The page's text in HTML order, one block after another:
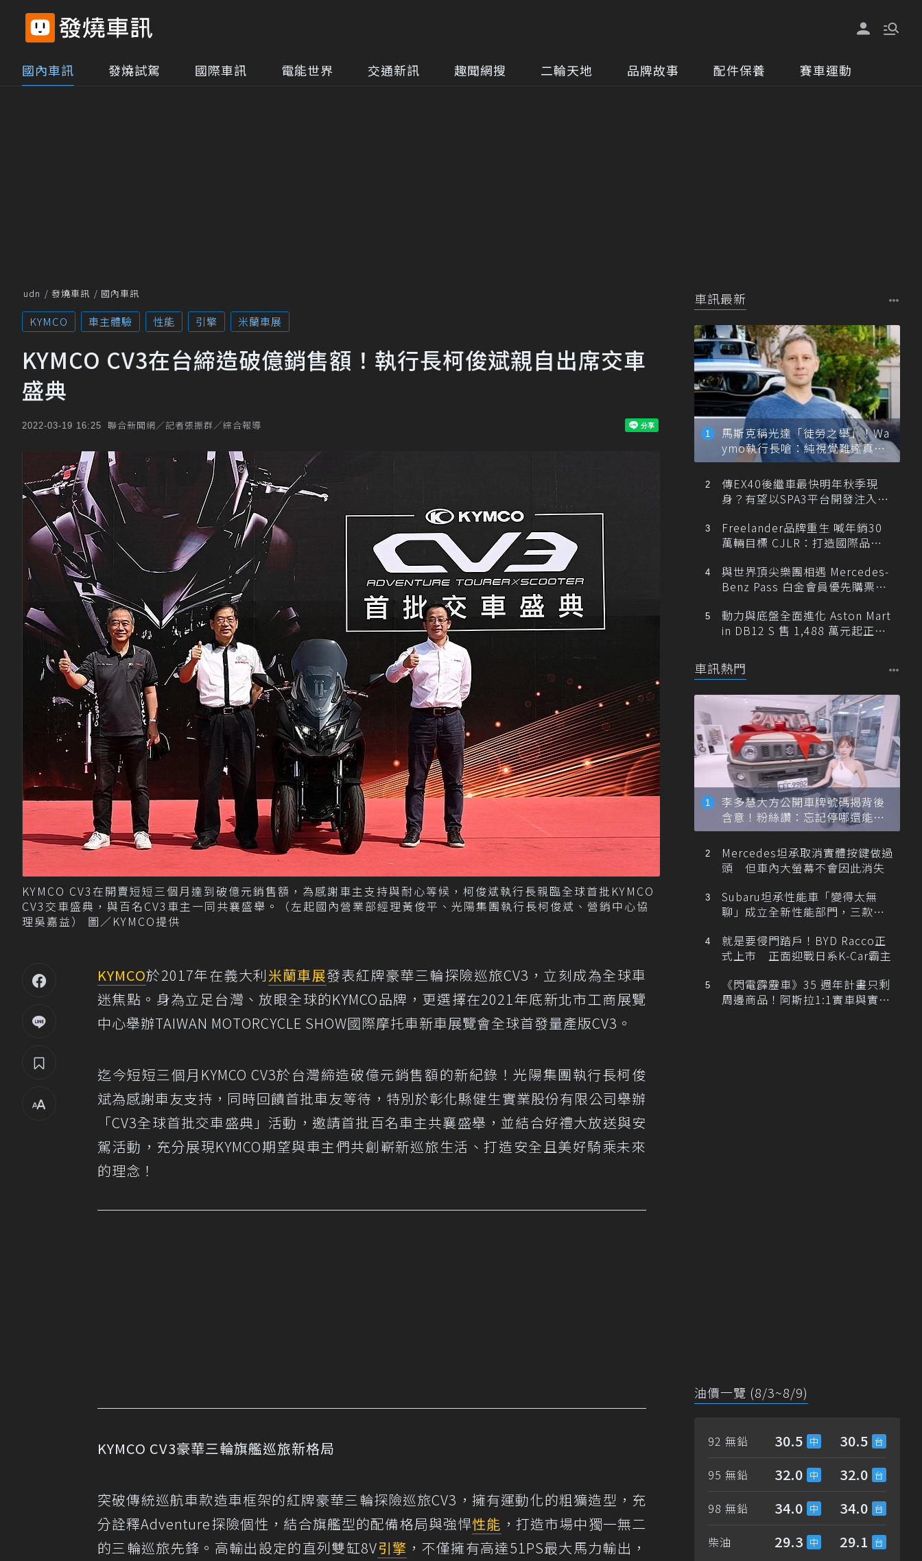
國內車訊 發燒試駕 國際車訊 電能世界 交通新訊 趣聞網搜 二輪天地 品牌故事 配件保養 賽車運動
udn 發燒車訊 國內車訊
KYMCO 車主體驗 性能 引擎 米蘭車展
KYMCO CV3在台締造破億銷售額！執行長柯俊斌親自出席交車
盛典
2022-03-19 16:25 聯合新聞網／記者張振群／綜合報導
KYMCO CV3在開賣短短三個月達到破億元銷售額，為感謝車主支持與耐心等候，柯俊斌執行長親臨全球首批KYMCO
CV3交車盛典，與百名CV3車主一同共襄盛舉。（左起國內營業部經理黃俊平、光陽集團執行長柯俊斌、營銷中心協
理吳嘉益） 圖／KYMCO提供
KYMCO於2017年在義大利米蘭車展發表紅牌豪華三輪探險巡旅CV3，立刻成為全球車
迷焦點。身為立足台灣、放眼全球的KYMCO品牌，更選擇在2021年底新北市工商展覽
中心舉辦TAIWAN MOTORCYCLE SHOW國際摩托車新車展覽會全球首發量產版CV3。
迄今短短三個月KYMCO CV3於台灣締造破億元銷售額的新紀錄！光陽集團執行長柯俊
斌為感謝車友支持，同時回饋首批車友等待，特別於彰化縣健生實業股份有限公司舉辦
「CV3全球首批交車盛典」活動，邀請首批百名車主共襄盛舉，並結合好禮大放送與安
駕活動，充分展現KYMCO期望與車主們共創嶄新巡旅生活、打造安全且美好騎乘未來
的理念！
KYMCO CV3豪華三輪旗艦巡旅新格局
突破傳統巡航車款造車框架的紅牌豪華三輪探險巡旅CV3，擁有運動化的粗獷造型，充
分詮釋Adventure探險個性，結合旗艦型的配備格局與強悍性能 ，打造市場中獨一無二
的三輪巡旅先鋒。高輸出設定的直列雙缸8V引擎 ，不僅擁有高達51PS最大馬力輸出，
車訊最新
馬斯克稱光達「徒勞之舉」！Wa
ymo執行長嗆：純視覺難達真正
自動駕駛
傳EX40後繼車最快明年秋季現
身？有望以SPA3平台開發注入80
Freelander品牌重生 喊年銷30
萬輛目標 CJLR：打造國際品牌
與世界頂尖樂團相遇 Mercedes-
Benz Pass 白金會員優先購票維
動力與底盤全面進化 Aston Mart
in DB12 S 售 1,488 萬元起正式
車訊熱門
李多慧大方公開車牌號碼揭背後
含意！粉絲讚：忘記停哪還能幫
忙找車
Mercedes坦承取消實體按鍵做過
頭 但車內大螢幕不會因此消失
Subaru坦承性能車「變得太無
聊」成立全新性能部門，三款手
就是要侵門踏戶！BYD Racco正
式上市 正面迎戰日系K-Car霸主
《閃電霹靂車》35 週年計畫只剩
周邊商品！阿斯拉1:1實車與實體
油價一覽 (8/3~8/9)
92 無鉛 30.5 30.5
95 無鉛 32.0 32.0
98 無鉛 34.0 34.0
柴油 29.3 29.1